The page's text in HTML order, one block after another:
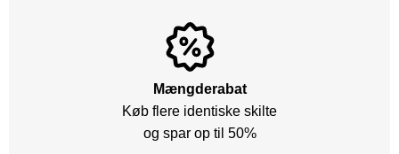
Mængderabat
Køb flere identiske skilte
og spar op til 50%